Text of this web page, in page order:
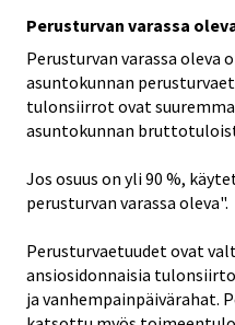
Perusturvan varassa
Perusturvan varassa oleva
asuntokunnan
tulonsiirrot ovat
asuntokunnan
Jos osuus on yli 90 %,
perusturvan varassa oleva".
Perusturvaetuudet ovat
ansiosidonnaisia
ja vanhempainpäivärahat.